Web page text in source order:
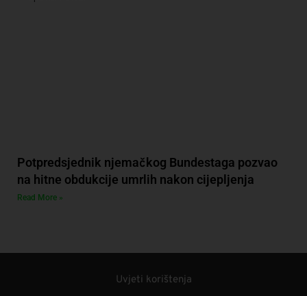
Potpredsjednik njemačkog Bundestaga pozvao
na hitne obdukcije umrlih nakon cijepljenja
Read More »
Uvjeti korištenja